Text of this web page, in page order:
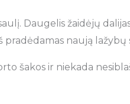
Daugelis žaidėjų
pradėdamas naują lažybų
šakos ir niekada